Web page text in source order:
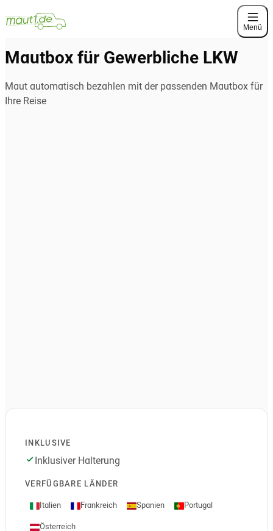
Menü
Mautbox für Gewerbliche LKW
Maut automatisch bezahlen mit der passenden Mautbox für
Ihre Reise
INKLUSIVE
Inklusiver Halterung
VERFÜGBARE LÄNDER
Italien Frankreich Spanien Portugal
Österreich